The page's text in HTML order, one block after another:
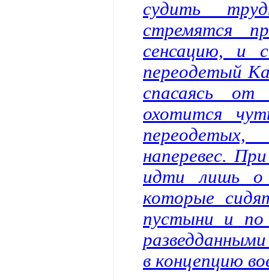
судить
стремятся
сенсацию, и
переодетый
спасаясь
охотится
наперевес.
идти лишь о
которые
пустыни и по
в концепцию